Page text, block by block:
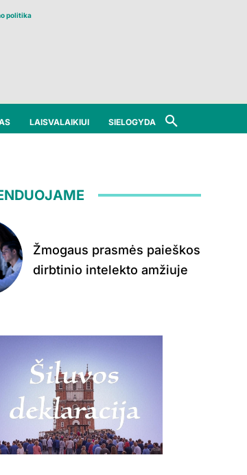
politika
LAISVALAIKIUI SIELOGYDA
Žmogaus prasmės paieškos
dirbtinio intelekto amžiuje